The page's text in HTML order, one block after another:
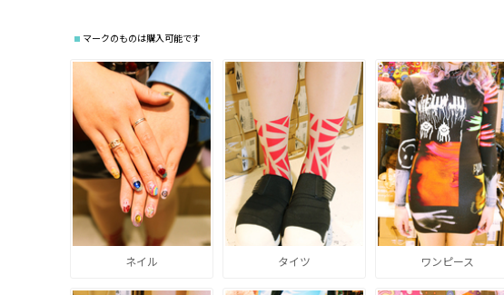
マークのものは購入可能です
ネイル タイツ ワンピース